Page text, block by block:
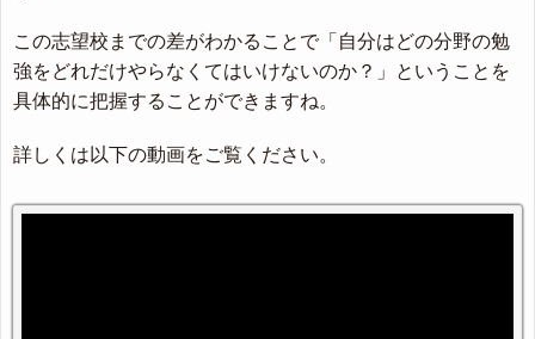
この志望校までの差がわかることで「自分はどの分野の勉
強をどれだけやらなくてはいけないのか？」ということを
具体的に把握することができますね。
詳しくは以下の動画をご覧ください。